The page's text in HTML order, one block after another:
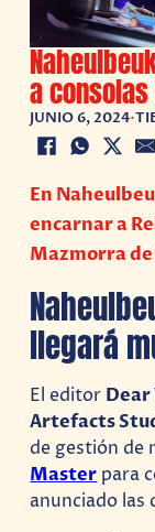
a
JUNIO 6, 2024•
En
encarnar a
Mazmorra
llegará
El editor
Artefacts
de gestión de
Masterpara
anunciado las